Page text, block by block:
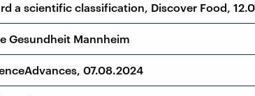
a scientific classification, Discover Food,
Gesundheit Mannheim
07.08.2024